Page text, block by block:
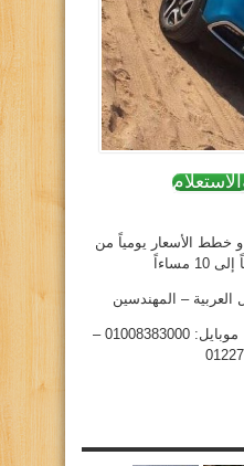
و خطط الأسعار يومياً من
هاتف: 37612226 موبايل: 01008383000 –